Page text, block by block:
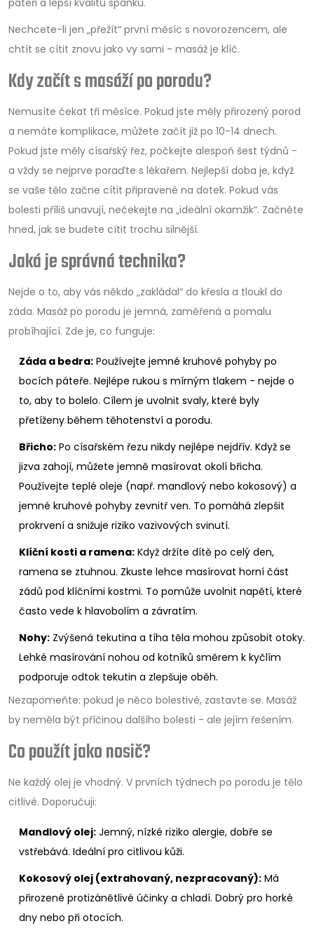
Nechcete-li jen „přežít“ první měsíc s novorozencem, ale
chtít se cítit znovu jako vy sami - masáž je klíč.
Kdy začít s masáží po porodu?
Nemusíte čekat tři měsíce. Pokud jste měly přirozený porod
a nemáte komplikace, můžete začít již po 10-14 dnech.
Pokud jste měly císařský řez, počkejte alespoň šest týdnů -
a vždy se nejprve poraďte s lékařem. Nejlepší doba je, když
se vaše tělo začne cítit připravené na dotek. Pokud vás
bolesti příliš unavují, nečekejte na „ideální okamžik“. Začněte
hned, jak se budete cítit trochu silnější.
Jaká je správná technika?
Nejde o to, aby vás někdo „zakládal“ do křesla a tloukl do
záda. Masáž po porodu je jemná, zaměřená a pomalu
probíhající. Zde je, co funguje:
Záda a bedra: Používejte jemné kruhové pohyby po
bocích páteře. Nejlépe rukou s mírným tlakem - nejde o
to, aby to bolelo. Cílem je uvolnit svaly, které byly
přetíženy během těhotenství a porodu.
Břicho: Po císařském řezu nikdy nejlépe nejdřív. Když se
jizva zahojí, můžete jemně masírovat okolí břicha.
Používejte teplé oleje (např. mandlový nebo kokosový) a
jemné kruhové pohyby zevnitř ven. To pomáhá zlepšit
prokrvení a snižuje riziko vazivových svinutí.
Klíční kosti a ramena: Když držíte dítě po celý den,
ramena se ztuhnou. Zkuste lehce masírovat horní část
zádů pod klíčními kostmi. To pomůže uvolnit napětí, které
často vede k hlavobolím a závratím.
Nohy: Zvýšená tekutina a tíha těla mohou způsobit otoky.
Lehké masírování nohou od kotníků směrem k kyčlím
podporuje odtok tekutin a zlepšuje oběh.
Nezapomeňte: pokud je něco bolestivé, zastavte se. Masáž
by neměla být příčinou dalšího bolesti - ale jejím řešením.
Co použít jako nosič?
Ne každý olej je vhodný. V prvních týdnech po porodu je tělo
citlivé. Doporučuji:
Mandlový olej: Jemný, nízké riziko alergie, dobře se
vstřebává. Ideální pro citlivou kůži.
Kokosový olej (extrahovaný, nezpracovaný): Má
přirozené protizánětlivé účinky a chladí. Dobrý pro horké
dny nebo při otocích.